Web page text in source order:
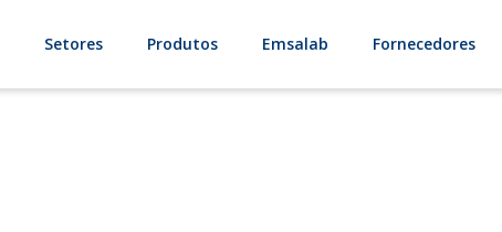
Setores Produtos Emsalab Fornecedores